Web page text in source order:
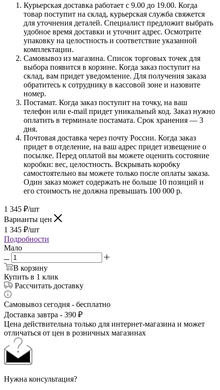
Курьерская доставка работает с 9.00 до 19.00. Когда
товар поступит на склад, курьерская служба свяжется
для уточнения деталей. Специалист предложит выбрать
удобное время доставки и уточнит адрес. Осмотрите
упаковку на целостность и соответствие указанной
комплектации.
Самовывоз из магазина. Список торговых точек для
выбора появится в корзине. Когда заказ поступит на
склад, вам придет уведомление. Для получения заказа
обратитесь к сотруднику в кассовой зоне и назовите
номер.
Постамат. Когда заказ поступит на точку, на ваш
телефон или e-mail придет уникальный код. Заказ нужно
оплатить в терминале постамата. Срок хранения — 3
дня.
Почтовая доставка через почту России. Когда заказ
придет в отделение, на ваш адрес придет извещение о
посылке. Перед оплатой вы можете оценить состояние
коробки: вес, целостность. Вскрывать коробку
самостоятельно вы можете только после оплаты заказа.
Один заказ может содержать не больше 10 позиций и
его стоимость не должна превышать 100 000 р.
1 345 ₽/шт
Варианты цен
1 345 ₽/шт
Подробности
Мало
В корзину
Купить в 1 клик
Рассчитать доставку
Самовывоз сегодня - бесплатно
Доставка завтра - 390 ₽
Цена действительна только для интернет-магазина и может
отличаться от цен в розничных магазинах
Нужна консультация?